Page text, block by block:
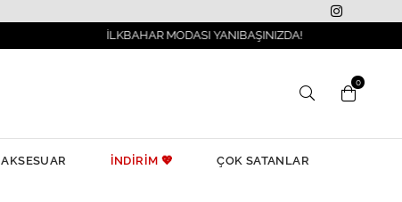
İLKBAHAR MODASI YANIBAŞINIZDA!
0
AKSESUAR İNDİRİM 💖 ÇOK SATANLAR